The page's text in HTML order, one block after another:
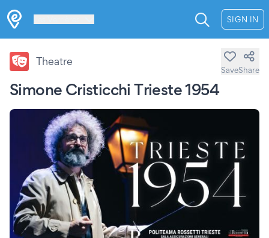
SIGN IN
Simone Cristicchi Trieste 1954
Theatre
SaveShare